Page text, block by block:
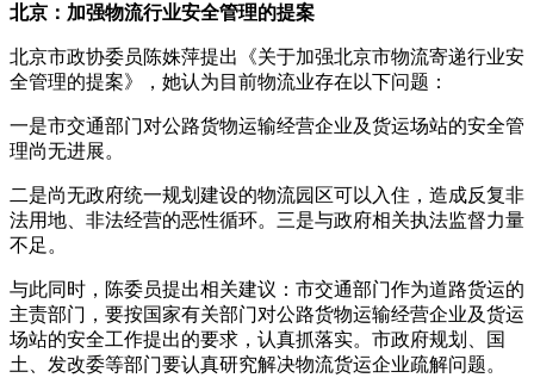
北京：加强物流行业安全管理的提案
北京市政协委员陈姝萍提出《关于加强北京市物流寄递行业安
全管理的提案》，她认为目前物流业存在以下问题：
一是市交通部门对公路货物运输经营企业及货运场站的安全管
理尚无进展。
二是尚无政府统一规划建设的物流园区可以入住，造成反复非
法用地、非法经营的恶性循环。三是与政府相关执法监督力量
不足。
与此同时，陈委员提出相关建议：市交通部门作为道路货运的
主责部门，要按国家有关部门对公路货物运输经营企业及货运
场站的安全工作提出的要求，认真抓落实。市政府规划、国
土、发改委等部门要认真研究解决物流货运企业疏解问题。